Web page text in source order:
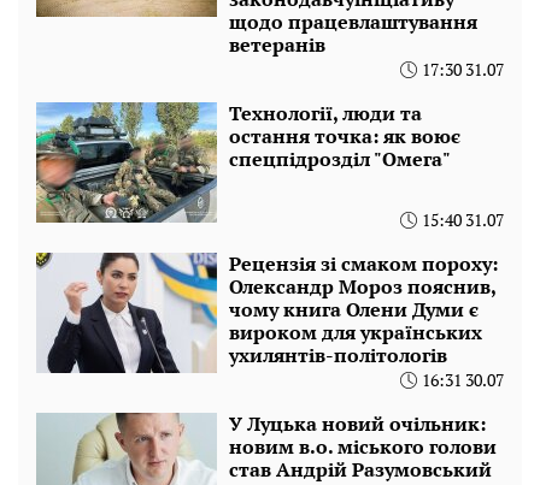
щодо працевлаштування
ветеранів
17:30 31.07
Технології, люди та
остання точка: як воює
спецпідрозділ "Омега"
15:40 31.07
Рецензія зі смаком пороху:
Олександр Мороз пояснив,
чому книга Олени Думи є
вироком для українських
ухилянтів-політологів
16:31 30.07
У Луцька новий очільник:
новим в.о. міського голови
став Андрій Разумовський